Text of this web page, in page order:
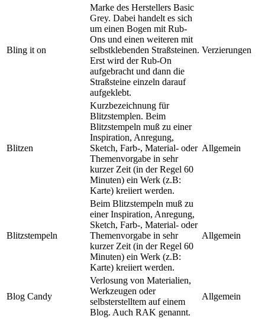
Bling it on
Marke des Herstellers Basic
Grey. Dabei handelt es sich
um einen Bogen mit Rub-
Ons und einen weiteren mit
selbstklebenden Straßsteinen.
Erst wird der Rub-On
aufgebracht und dann die
Straßsteine einzeln darauf
aufgeklebt.
Verzierungen
Blitzen
Kurzbezeichnung für
Blitzstemplen. Beim
Blitzstempeln muß zu einer
Inspiration, Anregung,
Sketch, Farb-, Material- oder
Themenvorgabe in sehr
kurzer Zeit (in der Regel 60
Minuten) ein Werk (z.B:
Karte) kreiiert werden.
Allgemein
Blitzstempeln
Beim Blitzstempeln muß zu
einer Inspiration, Anregung,
Sketch, Farb-, Material- oder
Themenvorgabe in sehr
kurzer Zeit (in der Regel 60
Minuten) ein Werk (z.B:
Karte) kreiiert werden.
Allgemein
Blog Candy
Verlosung von Materialien,
Werkzeugen oder
selbsterstelltem auf einem
Blog. Auch RAK genannt.
Allgemein